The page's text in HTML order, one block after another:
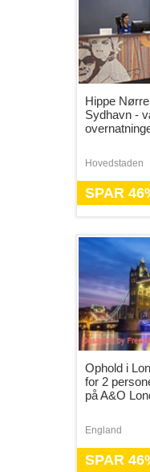
Hippe
Sydhavn -
Hovedstaden
SPAR
Ophold i
for 2
på A&O
England
SPAR